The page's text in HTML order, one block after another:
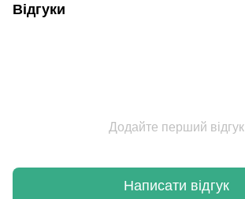
Відгуки
Додайте перший відгук
Написати відгук